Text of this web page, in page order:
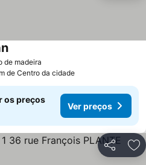
de madeira
Ver preços
de Centro da cidade
os preços
Ver preços
Partilhar